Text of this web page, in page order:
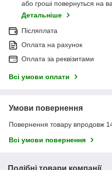
або гроші повернуться на
Детальніше
Післяплата
Оплата на рахунок
Оплата за реквізитами
Всі умови оплати
Умови повернення
Повернення товару впродовж
Всі умови повернення